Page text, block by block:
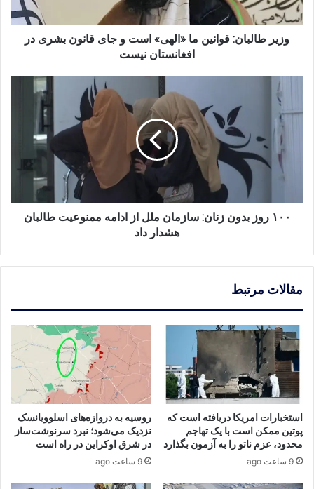
جای
قانون
بشریوزیر طالبان: قوانین ما «الهی» است و جای قانون بشری در
افغانستان نیست
بدون
سازمان
ممنوعیت
طالبان
۱۰۰ روز بدون زنان: سازمان ملل از ادامه ممنوعیت طالبان
هشدار داد
مقالات مرتبط
استخبارات امریکا دریافته است که
پوتین ممکن است با یک تهاجم
محدود، عزم ناتو را به آزمون بگذارد
9 ساعت ago
روسیه به دروازه‌های اسلوویانسک
نزدیک می‌شود؛ نبرد سرنوشت‌ساز
در شرق اوکراین در راه است
9 ساعت ago